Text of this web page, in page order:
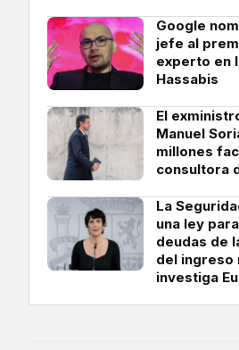
Google
jefe al
experto en
Hassabis
El
Manuel
millones
consultora
La
una ley
deudas de
del ingreso
investiga